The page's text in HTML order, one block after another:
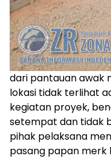
dari pantauan awak
lokasi tidak terlihat
kegiatan proyek,
setempat dan tidak
pihak pelaksana
pasang papan merk